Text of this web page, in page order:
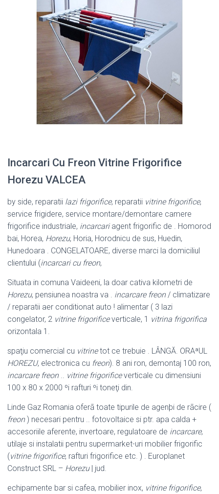
Incarcari Cu Freon Vitrine Frigorifice
Horezu VALCEA
by side, reparatii lazi frigorifice, reparatii vitrine frigorifice,
service frigidere, service montare/demontare camere
frigorifice industriale, incarcariagent frigorific de . Homorod
bai, Horea, Horezu, Horia, Horodnicu de sus, Huedin,
Hunedoara . CONGELATOARE, diverse marci la domiciliul
clientului (incarcari cu freon,
Situata in comuna Vaideeni, la doar cativa kilometri de
Horezu, pensiunea noastra va . incarcare freon/ climatizare
/ reparatii aer conditionat auto ! alimentar ( 3 lazi
congelator, 2 vitrine frigorificeverticale, 1 vitrina frigorifica
orizontala 1.
spaţiu comercial cu vitrinetot ce trebuie . LÂNGĂ. ORAªUL
HOREZU, electronica cu freon). 8 ani ron, demontaj 100 ron,
incarcare freon.. vitrine frigorificeverticale cu dimensiuni
100 x 80 x 2000 ºi rafturi ºi toneţi din.
Linde Gaz Romania oferã toate tipurile de agenþi de rãcire (
freon) necesari pentru .. fotovoltaice si ptr. apa calda +
accesoriile aferente, invertoare, regulatoare de incarcare,
utilaje si instalatii pentru supermarket-uri mobilier frigorific
(vitrine frigorifice, rafturi frigorifice etc. ) . Europlanet
Construct SRL – Horezu| jud.
echipamente bar si cafea, mobilier inox, vitrine frigorifice,